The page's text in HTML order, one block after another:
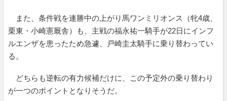
また、条件戦を連勝中の上がり馬ワンミリオンス（牝4歳、
栗東・小崎憲厩舎）も、主戦の福永祐一騎手が22日にインフ
ルエンザを患ったため急遽、戸崎圭太騎手に乗り替わってい
る。
どちらも逆転の有力候補だけに、この予定外の乗り替わり
が一つのポイントとなりそうだ。